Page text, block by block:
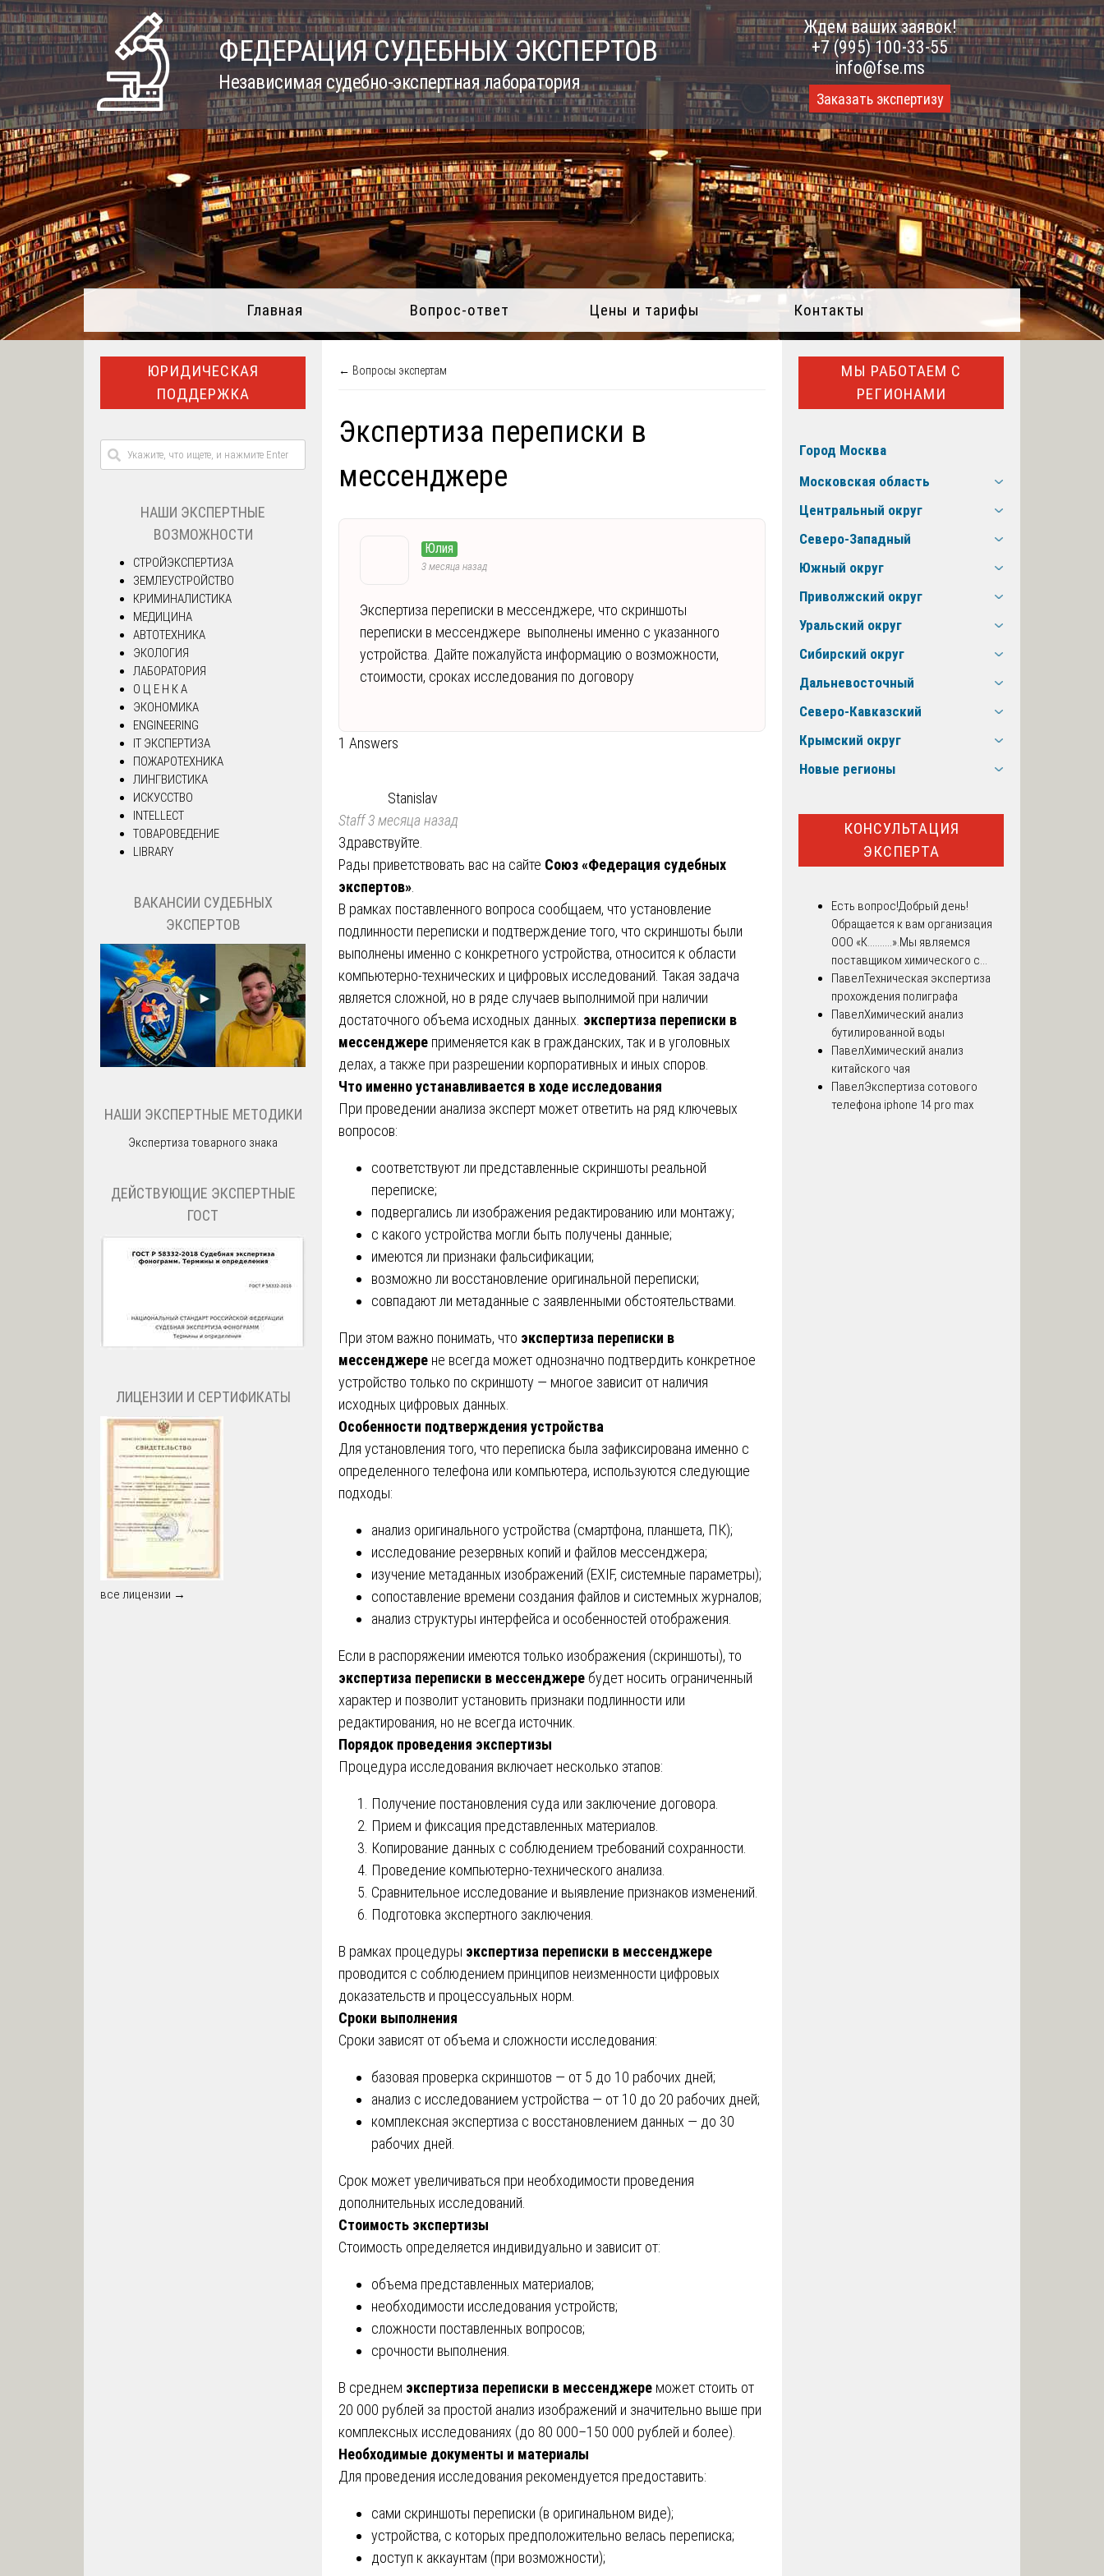
Skip
to
content
ФЕДЕРАЦИЯ СУДЕБНЫХ ЭКСПЕРТОВ
Независимая судебно-экспертная лаборатория
Ждем ваших заявок!
+7 (995) 100-33-55
info@fse.ms
Заказать экспертизу
Главная Вопрос-ответ Цены и тарифы Контакты
← Вопросы экспертам
Экспертиза переписки в
мессенджере
Юлия
3 месяца назад
Экспертиза переписки в мессенджере, что скриншоты
переписки в мессенджере выполнены именно с указанного
устройства. Дайте пожалуйста информацию о возможности,
стоимости, сроках исследования по договору
1 Answers
Stanislav
Staff3 месяца назад
Здравствуйте.
Рады приветствовать вас на сайте Союз «Федерация судебных
экспертов»
В рамках поставленного вопроса сообщаем, что установление
подлинности переписки и подтверждение того, что скриншоты были
выполнены именно с конкретного устройства, относится к области
компьютерно-технических и цифровых исследований. Такая задача
является сложной, но в ряде случаев выполнимой при наличии
достаточного объема исходных данных. экспертиза переписки в
мессенджере применяется как в гражданских, так и в уголовных
делах, а также при разрешении корпоративных и иных споров.
Что именно устанавливается в ходе исследования
При проведении анализа эксперт может ответить на ряд ключевых
вопросов:
соответствуют ли представленные скриншоты реальной
переписке;
подвергались ли изображения редактированию или монтажу;
с какого устройства могли быть получены данные;
имеются ли признаки фальсификации;
возможно ли восстановление оригинальной переписки;
совпадают ли метаданные с заявленными обстоятельствами.
При этом важно понимать, что экспертиза переписки в
мессенджере не всегда может однозначно подтвердить конкретное
устройство только по скриншоту — многое зависит от наличия
исходных цифровых данных.
Особенности подтверждения устройства
Для установления того, что переписка была зафиксирована именно с
определенного телефона или компьютера, используются следующие
подходы:
анализ оригинального устройства (смартфона, планшета, ПК);
исследование резервных копий и файлов мессенджера;
изучение метаданных изображений (EXIF, системные параметры);
сопоставление времени создания файлов и системных журналов;
анализ структуры интерфейса и особенностей отображения.
Если в распоряжении имеются только изображения (скриншоты), то
экспертиза переписки в мессенджере будет носить ограниченный
характер и позволит установить признаки подлинности или
редактирования, но не всегда источник.
Порядок проведения экспертизы
Процедура исследования включает несколько этапов:
Получение постановления суда или заключение договора.
Прием и фиксация представленных материалов.
Копирование данных с соблюдением требований сохранности.
Проведение компьютерно-технического анализа.
Сравнительное исследование и выявление признаков изменений.
Подготовка экспертного заключения.
В рамках процедуры экспертиза переписки в мессенджере
проводится с соблюдением принципов неизменности цифровых
доказательств и процессуальных норм.
Сроки выполнения
Сроки зависят от объема и сложности исследования:
базовая проверка скриншотов — от 5 до 10 рабочих дней;
анализ с исследованием устройства — от 10 до 20 рабочих дней;
комплексная экспертиза с восстановлением данных — до 30
рабочих дней.
Срок может увеличиваться при необходимости проведения
дополнительных исследований.
Стоимость экспертизы
Стоимость определяется индивидуально и зависит от:
объема представленных материалов;
необходимости исследования устройств;
сложности поставленных вопросов;
срочности выполнения.
В среднем экспертиза переписки в мессенджере может стоить от
20 000 рублей за простой анализ изображений и значительно выше при
комплексных исследованиях (до 80 000–150 000 рублей и более).
Необходимые документы и материалы
Для проведения исследования рекомендуется предоставить:
сами скриншоты переписки (в оригинальном виде);
устройства, с которых предположительно велась переписка;
доступ к аккаунтам (при возможности);
ЮРИДИЧЕСКАЯ
ПОДДЕРЖКА
НАШИ ЭКСПЕРТНЫЕ
ВОЗМОЖНОСТИ
СТРОЙЭКСПЕРТИЗА
ЗЕМЛЕУСТРОЙСТВО
КРИМИНАЛИСТИКА
МЕДИЦИНА
АВТОТЕХНИКА
ЭКОЛОГИЯ
ЛАБОРАТОРИЯ
О Ц Е Н К А
ЭКОНОМИКА
ENGINEERING
IT ЭКСПЕРТИЗА
ПОЖАРОТЕХНИКА
ЛИНГВИСТИКА
ИСКУССТВО
INTELLECT
ТОВАРОВЕДЕНИЕ
LIBRARY
ВАКАНСИИ СУДЕБНЫХ
ЭКСПЕРТОВ
НАШИ ЭКСПЕРТНЫЕ МЕТОДИКИ
Экспертиза товарного знака
ДЕЙСТВУЮЩИЕ ЭКСПЕРТНЫЕ
ГОСТ
ЛИЦЕНЗИИ И СЕРТИФИКАТЫ
все лицензии →
МЫ РАБОТАЕМ С
РЕГИОНАМИ
Город Москва
Московская область
Центральный округ
Северо-Западный
Южный округ
Приволжский округ
Уральский округ
Сибирский округ
Дальневосточный
Северо-Кавказский
Крымский округ
Новые регионы
КОНСУЛЬТАЦИЯ
ЭКСПЕРТА
Есть вопрос!Добрый день!
Обращается к вам организация
ООО «К..........».Мы являемся
поставщиком химического с...
ПавелТехническая экспертиза
прохождения полиграфа
ПавелХимический анализ
бутилированной воды
ПавелХимический анализ
китайского чая
ПавелЭкспертиза сотового
телефона iphone 14 pro max